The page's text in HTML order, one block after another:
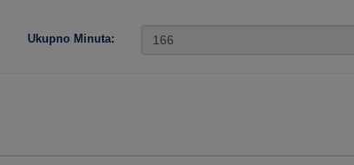
Ukupno Minuta: